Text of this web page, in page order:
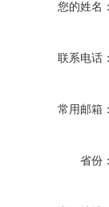
您的姓名
联系电话
常用邮箱
省份